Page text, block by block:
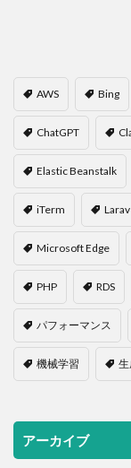
AWS Bing
ChatGPT
Elastic Beanstalk
iTerm
Microsoft Edge
PHP RDS
パフォーマンス
機械学習 生
アーカイブ